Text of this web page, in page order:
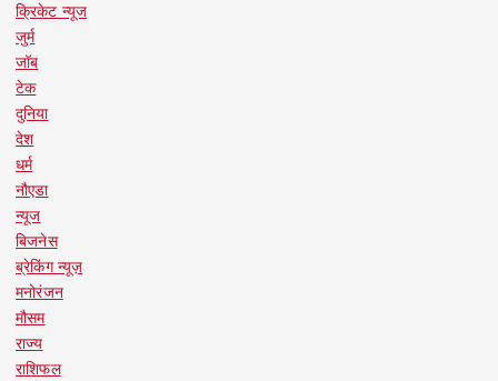
क्रिकेट न्यूज
जुर्म
जॉब
टेक
दुनिया
देश
धर्म
नौएडा
न्यूज
बिजनेस
ब्रेकिंग न्यूज़
मनोरंजन
मौसम
राज्य
राशिफल